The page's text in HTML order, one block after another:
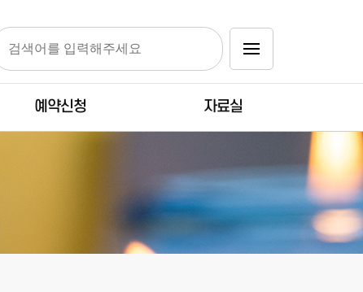
예약신청 자료실